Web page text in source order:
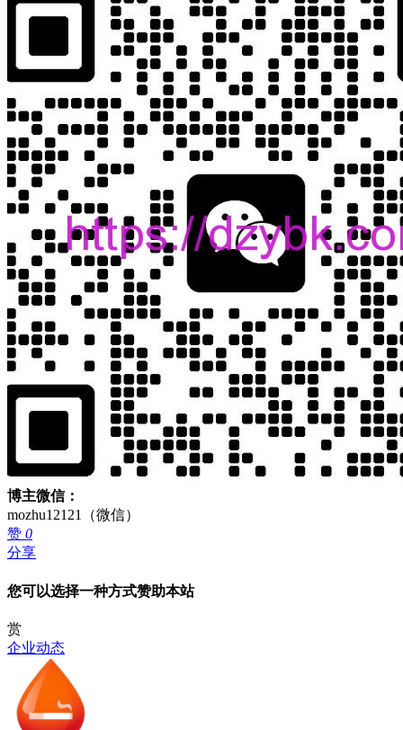
博主微信：
mozhu12121（微信）
赞 0
分享
您可以选择一种方式赞助本站
赏
企业动态